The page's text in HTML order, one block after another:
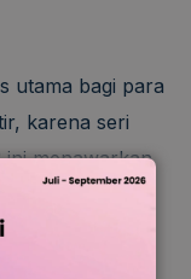
utama bagi para
karena seri
ini menawarkan
sidik jari